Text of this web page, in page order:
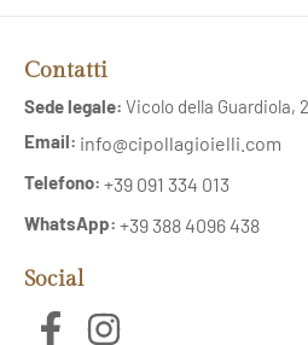
Contatti
Sede legale: Vicolo della Guardiola,
Email: info@cipollagioielli.com
Telefono: +39 091 334 013
WhatsApp: +39 388 4096 438
Social